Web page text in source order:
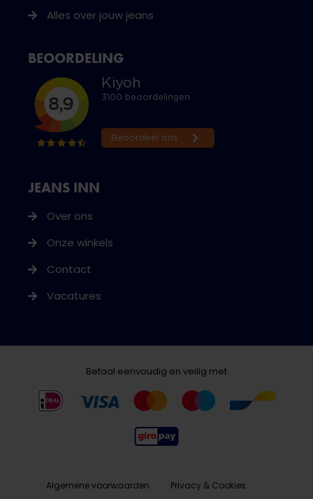
JEANS INN
Over ons
Onze winkels
Contact
Vacatures
Alles over jouw jeans
BEOORDELING
Betaal eenvoudig en veilig met
Algemene voorwaarden Privacy & Cookies